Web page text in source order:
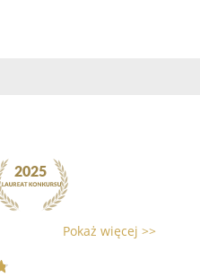
Pokaż więcej >>